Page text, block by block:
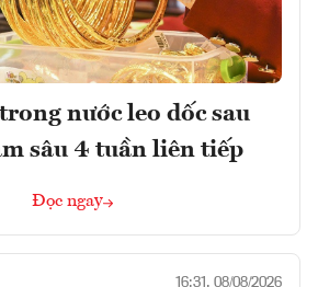
nước leo dốc sau
sâu 4 tuần liên tiếp
Đọc ngay
16:31, 08/08/2026